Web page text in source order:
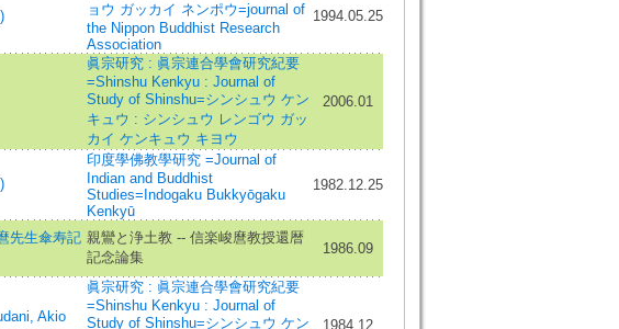
ョウ ガッカイ ネンポウ=journal of
the Nippon Buddhist Research
Association
1994.05.25
眞宗研究 : 眞宗連合學會研究紀要
=Shinshu Kenkyu : Journal of
Study of Shinshu=シンシュウ ケン
キュウ : シンシュウ レンゴウ ガッ
カイ ケンキュウ キヨウ
2006.01
印度學佛教學研究 =Journal of
Indian and Buddhist
Studies=Indogaku Bukkyōgaku
Kenkyū
1982.12.25
先生傘寿記 親鸞と浄土教 -- 信楽峻麿教授還暦
記念論集
1986.09
Akio
眞宗研究 : 眞宗連合學會研究紀要
=Shinshu Kenkyu : Journal of
Study of Shinshu=シンシュウ ケン
1984.12